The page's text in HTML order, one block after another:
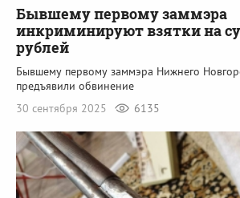
Бывшему первому заммэра
инкриминируют взятки на
рублей
Бывшему первому заммэра Нижнего
предъявили обвинение
30 сентября 2025
6135